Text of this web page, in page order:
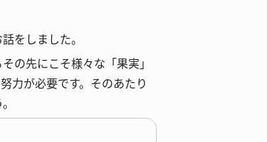
をしました。
の先にこそ様々な「果実」
力が必要です。そのあたり